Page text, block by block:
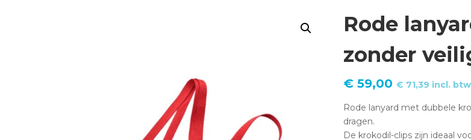
Rode
zonder
€ 59,00 € 71,39 incl. btw
Rode lanyard met dubbele
dragen.
De krokodil-clips zijn ideaal